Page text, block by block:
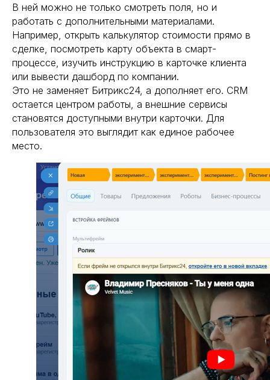
В ней можно не только смотреть поля, но и
работать с дополнительными материалами.
Например, открыть калькулятор стоимости прямо в
сделке, посмотреть карту объекта в смарт-
процессе, изучить инструкцию в карточке клиента
или вывести дашборд по компании.
Это не заменяет Битрикс24, а дополняет его. CRM
остается центром работы, а внешние сервисы
становятся доступными внутри карточки. Для
пользователя это выглядит как единое рабочее
место.